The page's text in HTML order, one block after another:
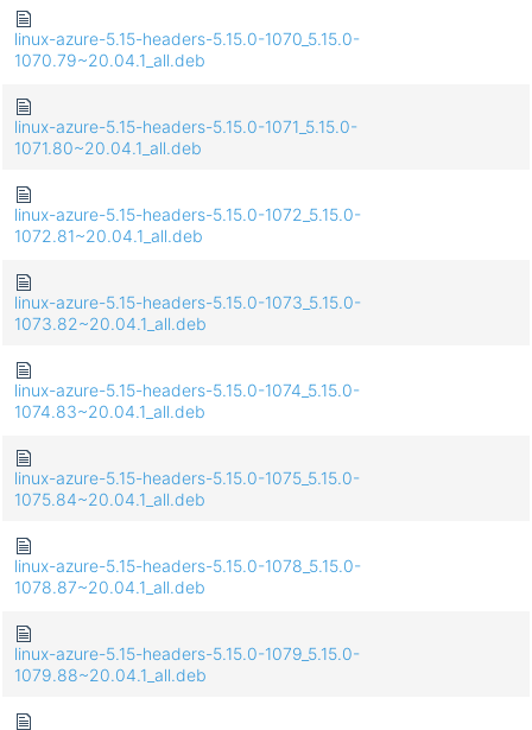
linux-azure-5.15-headers-5.15.0-1070_5.15.0-
1070.79~20.04.1_all.deb
linux-azure-5.15-headers-5.15.0-1071_5.15.0-
1071.80~20.04.1_all.deb
linux-azure-5.15-headers-5.15.0-1072_5.15.0-
1072.81~20.04.1_all.deb
linux-azure-5.15-headers-5.15.0-1073_5.15.0-
1073.82~20.04.1_all.deb
linux-azure-5.15-headers-5.15.0-1074_5.15.0-
1074.83~20.04.1_all.deb
linux-azure-5.15-headers-5.15.0-1075_5.15.0-
1075.84~20.04.1_all.deb
linux-azure-5.15-headers-5.15.0-1078_5.15.0-
1078.87~20.04.1_all.deb
linux-azure-5.15-headers-5.15.0-1079_5.15.0-
1079.88~20.04.1_all.deb